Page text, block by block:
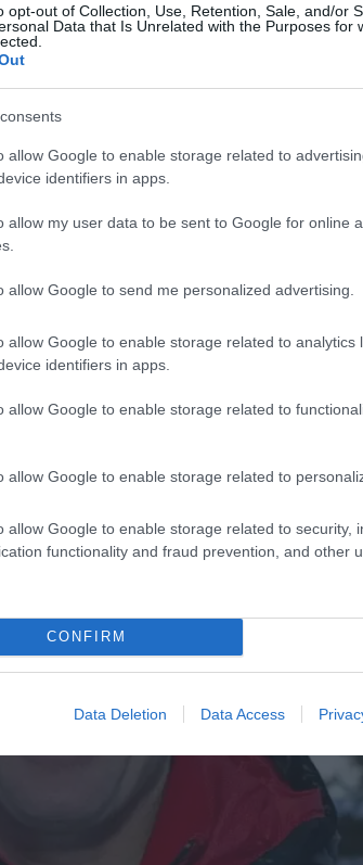
opt-out of Collection, Use, Retention, Sale, and/or
Data that Is Unrelated with the Purposes for
allow Google to enable storage related to
identifiers in apps.
allow my user data to be sent to Google for online
allow Google to send me personalized advertising.
allow Google to enable storage related to analytics
identifiers in apps.
allow Google to enable storage related to
allow Google to enable storage related to
allow Google to enable storage related to security,
functionality and fraud prevention, and other
CONFIRM
Data Deletion Data Access
téli olimpikonja
sífutó, Bjorn
aranyérmes Ole